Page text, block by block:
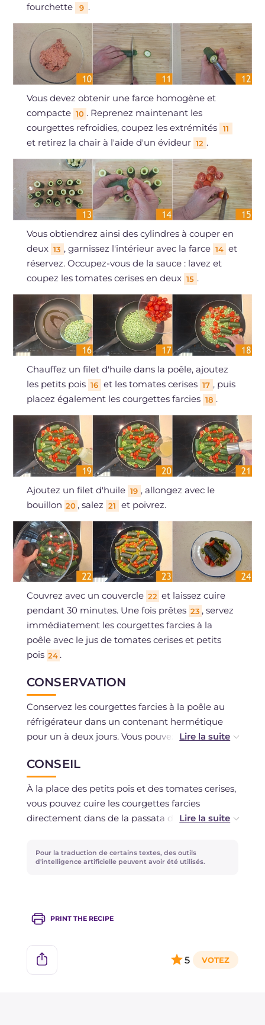
fourchette 9 .
Vous devez obtenir une farce homogène et
compacte 10 . Reprenez maintenant les
courgettes refroidies, coupez les extrémités
11
et retirez la chair à l'aide d'un évideur 12 .
Vous obtiendrez ainsi des cylindres à couper en
deux 13 , garnissez l'intérieur avec la farce 14 et
réservez. Occupez-vous de la sauce : lavez et
coupez les tomates cerises en deux 15 .
Chauffez un filet d'huile dans la poêle, ajoutez
les petits pois 16 et les tomates cerises 17 , puis
placez également les courgettes farcies 18 .
Ajoutez un filet d'huile 19 , allongez avec le
bouillon 20 , salez 21 et poivrez.
Couvrez avec un couvercle 22 et laissez cuire
pendant 30 minutes. Une fois prêtes 23 , servez
immédiatement les courgettes farcies à la
poêle avec le jus de tomates cerises et petits
pois 24 .
CONSERVATION
Conservez les courgettes farcies à la poêle au
réfrigérateur dans un contenant hermétique
pour un à deux jours. Vous pouvez les congeler
décongelés.
CONSEIL
À la place des petits pois et des tomates cerises,
vous pouvez cuire les courgettes farcies
directement dans de la passata de tomates.
La chair de courgette retirée peut être utilisée
dans la préparation de boulettes ou pour
Pour la traduction de certains textes, des outils
d'intelligence artificielle peuvent avoir été utilisés.
PRINT THE RECIPE
5